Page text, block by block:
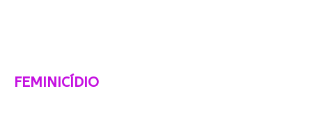
FEMINICÍDIO